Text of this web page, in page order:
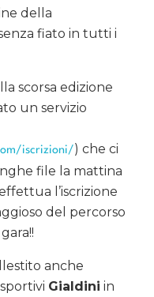
della
fiato in tutti i
scorsa edizione
un servizio
iscrizioni/ ) che ci
file la mattina
l’iscrizione
del percorso
anche
Gialdini in